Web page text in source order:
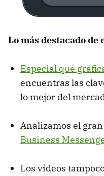
Lo más destacado de
Especial qué
encuentras las
lo mejor del
Analizamos el gran
Business
Los vídeos